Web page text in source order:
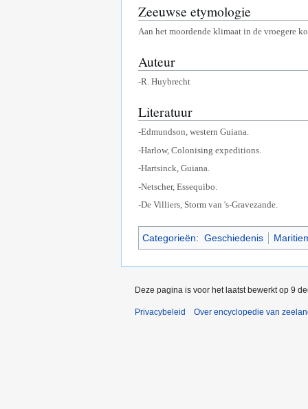
Zeeuwse etymologie
Aan het moordende klimaat in de vroegere
Auteur
-R. Huybrecht
Literatuur
-Edmundson, western Guiana.
-Harlow, Colonising expeditions.
-Hartsinck, Guiana.
-Netscher, Essequibo.
-De Villiers, Storm van 's-Gravezande.
Categorieën: Geschiedenis
Deze pagina is voor het laatst bewerkt op 9
Privacybeleid Over encyclopedie van